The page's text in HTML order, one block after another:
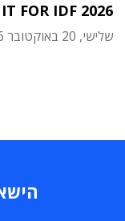
IT FOR IDF 2026
שלישי, 20 באוקטובר 2026